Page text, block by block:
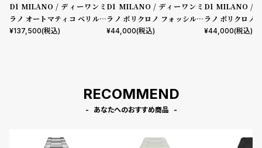
D1 MILANO / ディーワンミ
ラノ オートマティコ ベリルコ
ード
¥137,500(税込)
D1 MILANO / ディーワンミ
ラノ ポリクロノ フォッシルグ
レー
¥44,000(税込)
D1 MILANO /
ラノ ポリクロノ
¥44,000(税込)
RECOMMEND
あなたへのおすすめ商品